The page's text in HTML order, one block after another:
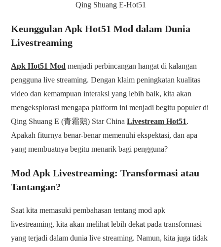
Qing Shuang E-Hot51
Keunggulan Apk Hot51 Mod dalam Dunia
Livestreaming
Apk Hot51 Mod menjadi perbincangan hangat di kalangan
pengguna live streaming. Dengan klaim peningkatan kualitas
video dan kemampuan interaksi yang lebih baik, kita akan
mengeksplorasi mengapa platform ini menjadi begitu populer di
Qing Shuang E (青霜鹅) Star ChinaLivestream Hot51.
Apakah fiturnya benar-benar memenuhi ekspektasi, dan apa
yang membuatnya begitu menarik bagi pengguna?
Mod Apk Livestreaming: Transformasi atau
Tantangan?
Saat kita memasuki pembahasan tentang mod apk
livestreaming, kita akan melihat lebih dekat pada transformasi
yang terjadi dalam dunia live streaming. Namun, kita juga tidak